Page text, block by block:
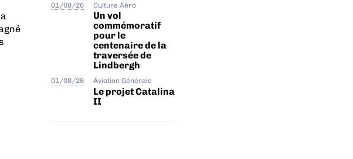
01/08/26 Culture Aéro
Un vol
commémoratif
pour le
centenaire de la
traversée de
Lindbergh
01/08/26 Aviation Générale
Le projet Catalina
II